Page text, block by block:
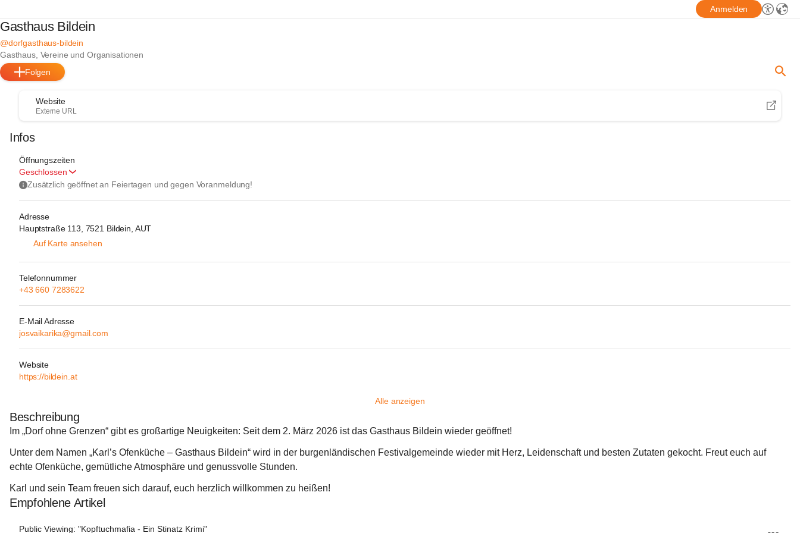
Anmelden
Gasthaus Bildein
@dorfgasthaus-bildein
Gasthaus, Vereine und Organisationen
Folgen
Website
Externe URL
Infos
Öffnungszeiten
Geschlossen
Zusätzlich geöffnet an Feiertagen und gegen Voranmeldung!
Adresse
Hauptstraße 113, 7521 Bildein, AUT
Auf Karte ansehen
Telefonnummer
+43 660 7283622
E-Mail Adresse
josvaikarika@gmail.com
Website
https://bildein.at
Alle anzeigen
Beschreibung
Im „Dorf ohne Grenzen“ gibt es großartige Neuigkeiten: Seit dem 2. März 2026 ist das Gasthaus Bildein wieder geöffnet!
Unter dem Namen „Karl’s Ofenküche – Gasthaus Bildein“ wird in der burgenländischen Festivalgemeinde wieder mit Herz, Leidenschaft und besten Zutaten gekocht. Freut euch auf
echte Ofenküche, gemütliche Atmosphäre und genussvolle Stunden.
Karl und sein Team freuen sich darauf, euch herzlich willkommen zu heißen!
Empfohlene Artikel
Public Viewing: "Kopftuchmafia - Ein Stinatz Krimi"